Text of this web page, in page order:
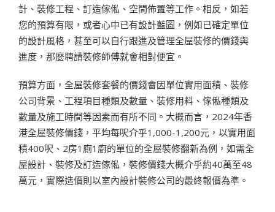
計、裝修工程、訂造傢俬、空間佈置等工作。相反，如若
您的預算有限，或者心中已有設計藍圖，例如已確定單位
的設計風格，甚至可以自行跟進及管理全屋裝修的價錢與
進度，那麼聘請裝修師傅就會相對便宜。
預算方面，全屋裝修套餐的價錢會因單位實用面積、裝修
公司背景、工程項目種類及數量、裝修用料、傢俬種類及
數量及施工時間等因素而有所不同。大概而言，2024年香
港全屋裝修價錢，平均每呎介乎1,000-1,200元，以實用面
積400呎、2房1廁1廚的單位的全屋裝修翻新為例，如需全
屋設計、裝修及訂造傢俬，裝修價錢大概介乎約40萬至48
萬元，實際造價則以室內設計裝修公司的最終報價為準。